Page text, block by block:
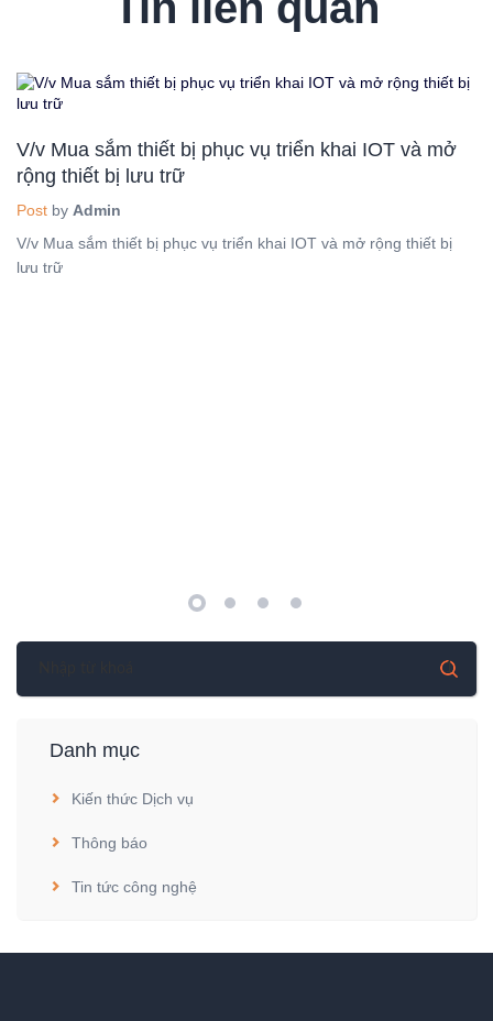
V/v Mua sắm thiết bị phục vụ triển khai IOT và mở
rộng thiết bị lưu trữ
Post by Admin
V/v Mua sắm thiết bị phục vụ triển khai IOT và mở rộng thiết bị
lưu trữ
Danh mục
Kiến thức Dịch vụ
Thông báo
Tin tức công nghệ